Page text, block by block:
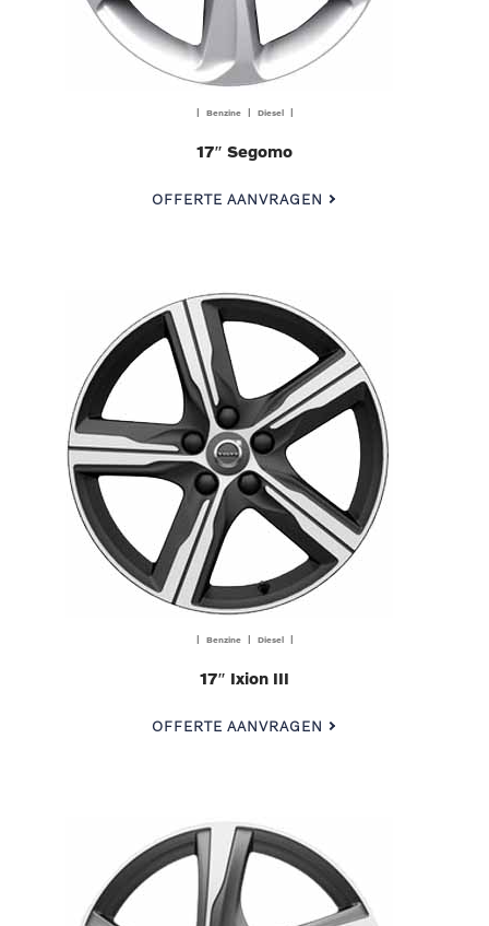
| Benzine | Diesel |
17″ Segomo
OFFERTE AANVRAGEN
| Benzine | Diesel |
17″ Ixion III
OFFERTE AANVRAGEN